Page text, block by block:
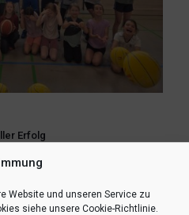
Website und unseren Service zu
siehe unsere Cookie-Richtlinie.
Erfolg